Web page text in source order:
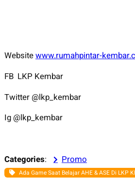
Websitewww.rumahpintar-
FB LKP Kembar
Twitter @lkp_kembar
Ig @lkp_kembar
Categories: Promo
Ada Game Saat Belajar AHE & ASE Di LKP